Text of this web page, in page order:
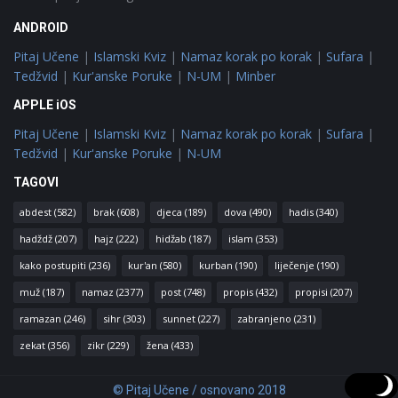
ANDROID
Pitaj Učene | Islamski Kviz | Namaz korak po korak | Sufara |
Tedžvid | Kur'anske Poruke | N-UM | Minber
APPLE iOS
Pitaj Učene | Islamski Kviz | Namaz korak po korak | Sufara |
Tedžvid | Kur'anske Poruke | N-UM
TAGOVI
abdest (582) brak (608) djeca (189) dova (490) hadis (340)
hadždž (207) hajz (222) hidžab (187) islam (353)
kako postupiti (236) kur'an (580) kurban (190) liječenje (190)
muž (187) namaz (2377) post (748) propis (432) propisi (207)
ramazan (246) sihr (303) sunnet (227) zabranjeno (231)
zekat (356) zikr (229) žena (433)
© Pitaj Učene / osnovano 2018